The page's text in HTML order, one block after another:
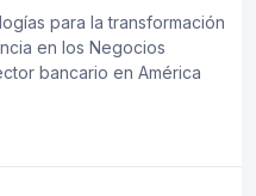
para la transformación
en los Negocios
bancario en América